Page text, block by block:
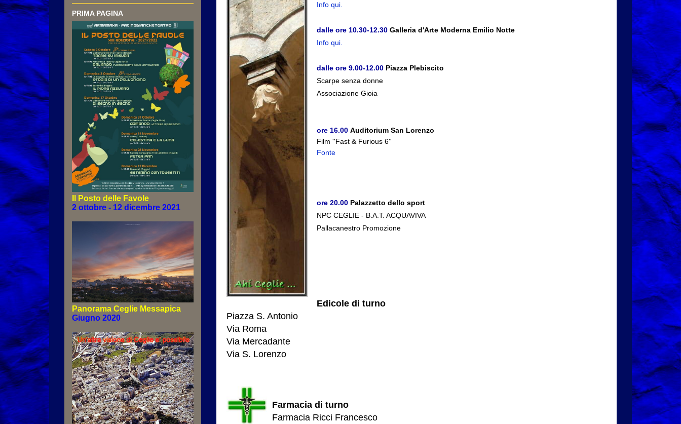
Info qui.
dalle ore 10.30-12.30 Galleria d'Arte Moderna Emilio Notte
Info qui.
dalle ore 9.00-12.00 Piazza Plebiscito
Scarpe senza donne
Associazione Gioia
ore 16.00 Auditorium San Lorenzo
Film ''Fast & Furious 6''
Fonte
ore 20.00 Palazzetto dello sport
NPC CEGLIE - B.A.T. ACQUAVIVA
Pallacanestro Promozione
Edicole di turno
Piazza S. Antonio
Via Roma
Via Mercadante
Via S. Lorenzo
Farmacia di turno
Farmacia Ricci Francesco
PRIMA PAGINA
Il Posto delle Favole
2 ottobre - 12 dicembre 2021
Panorama Ceglie Messapica
Giugno 2020